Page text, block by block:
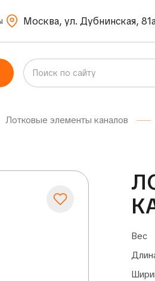
Москва, ул. Дубнинская,
Лотковые элементы каналов
Вес